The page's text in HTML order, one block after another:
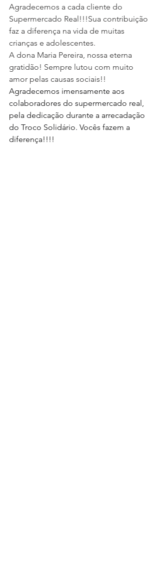
Agradecemos a cada cliente do
Supermercado Real!!!Sua contribuição
faz a diferença na vida de muitas
crianças e adolescentes.
A dona Maria Pereira, nossa eterna
gratidão! Sempre lutou com muito
amor pelas causas sociais!!
Agradecemos imensamente aos
colaboradores do supermercado real,
pela dedicação durante a arrecadação
do Troco Solidário. Vocês fazem a
diferença!!!!